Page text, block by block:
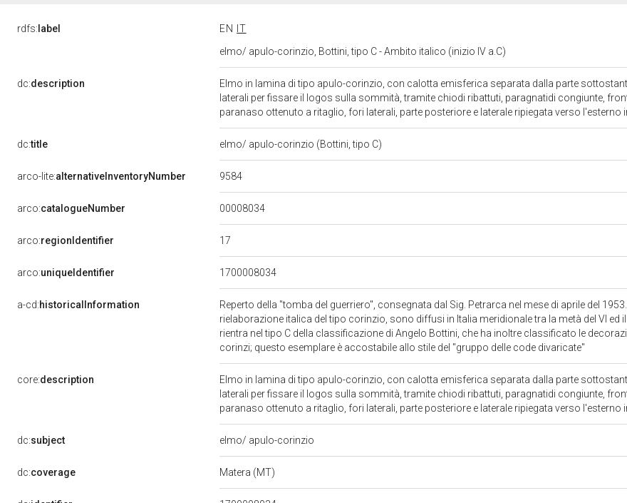
rdfs: label EN
IT
elmo/ apulo-corinzio, Bottini, tipo C - Ambito italico (inizio IV a.C)
dc:description
Elmo in lamina di tipo apulo-corinzio, con calotta emisferica separata dalla parte
laterali per fissare il logos sulla sommità, tramite chiodi ribattuti, paragnatidi congiunte,
paranaso ottenuto a ritaglio, fori laterali, parte posteriore e laterale ripiegata verso l'esterno
dc:title elmo/ apulo-corinzio (Bottini, tipo C)
arco-lite:alternativeInventoryNumber 9584
arco:catalogueNumber 00008034
arco:regionIdentifier 17
arco:uniqueIdentifier 1700008034
a-cd:historicalInformation
Reperto della "tomba del guerriero", consegnata dal Sig. Petrarca nel mese di aprile del
rielaborazione italica del tipo corinzio, sono diffusi in Italia meridionale tra la metà del VI ed
rientra nel tipo C della classificazione di Angelo Bottini, che ha inoltre classificato le
corinzi; questo esemplare è accostabile allo stile del "gruppo delle code divaricate"
core:description
Elmo in lamina di tipo apulo-corinzio, con calotta emisferica separata dalla parte
laterali per fissare il logos sulla sommità, tramite chiodi ribattuti, paragnatidi congiunte,
paranaso ottenuto a ritaglio, fori laterali, parte posteriore e laterale ripiegata verso l'esterno
dc:subject elmo/ apulo-corinzio
dc:coverage Matera (MT)